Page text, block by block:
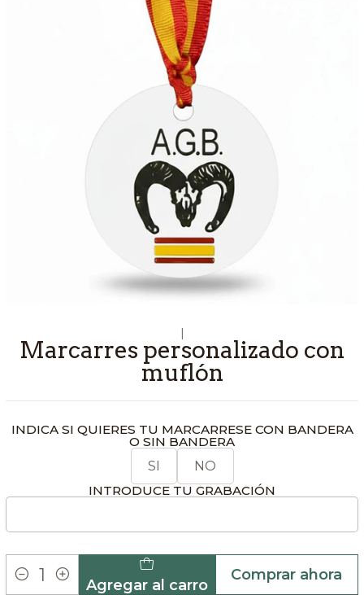
|
Marcarres personalizado con
muflón
INDICA SI QUIERES TU MARCARRESE CON BANDERA
O SIN BANDERA
SI NO
INTRODUCE TU GRABACIÓN
Cantidad Agregar al carro
Comprar ahora